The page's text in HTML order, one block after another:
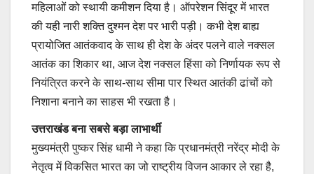
महिलाओं को स्थायी कमीशन दिया है। ऑपरेशन सिंदूर में भारत
की यही नारी शक्ति दुश्मन देश पर भारी पड़ी। कभी देश बाह्य
प्रायोजित आतंकवाद के साथ ही देश के अंदर पलने वाले नक्सल
आतंक का शिकार था, आज देश नक्सल हिंसा को निर्णायक रूप से
नियंत्रित करने के साथ-साथ सीमा पार स्थित आतंकी ढांचों को
निशाना बनाने का साहस भी रखता है।
उत्तराखंड बना सबसे बड़ा लाभार्थी
मुख्यमंत्री पुष्कर सिंह धामी ने कहा कि प्रधानमंत्री नरेंद्र मोदी के
नेतृत्व में विकसित भारत का जो राष्ट्रीय विजन आकार ले रहा है,